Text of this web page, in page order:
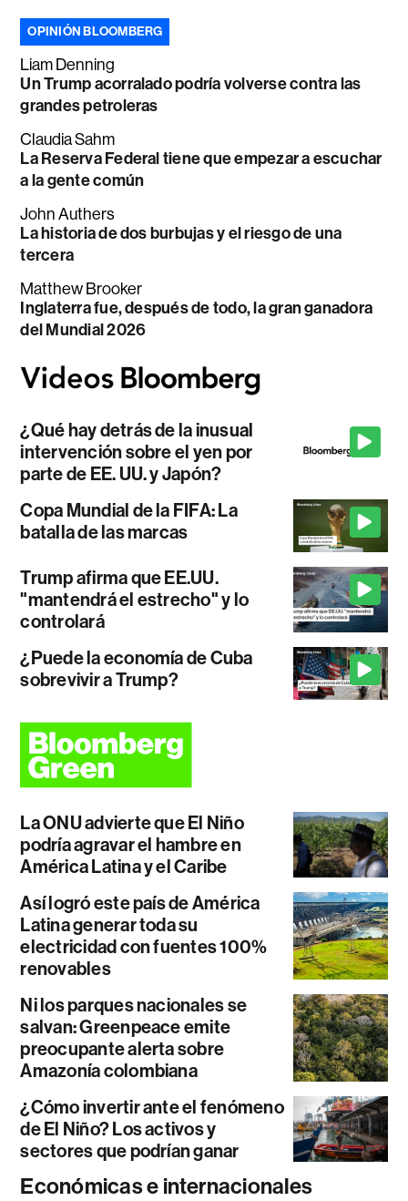
OPINIÓN BLOOMBERG
Liam Denning
Un Trump acorralado podría volverse contra las
grandes petroleras
Claudia Sahm
La Reserva Federal tiene que empezar a escuchar
a la gente común
John Authers
La historia de dos burbujas y el riesgo de una
tercera
Matthew Brooker
Inglaterra fue, después de todo, la gran ganadora
del Mundial 2026
¿Qué hay detrás de la inusual
intervención sobre el yen por
parte de EE. UU. y Japón?
Copa Mundial de la FIFA: La
batalla de las marcas
Trump afirma que EE.UU.
"mantendrá el estrecho" y lo
controlará
¿Puede la economía de Cuba
sobrevivir a Trump?
La ONU advierte que El Niño
podría agravar el hambre en
América Latina y el Caribe
Así logró este país de América
Latina generar toda su
electricidad con fuentes 100%
renovables
Ni los parques nacionales se
salvan: Greenpeace emite
preocupante alerta sobre
Amazonía colombiana
¿Cómo invertir ante el fenómeno
de El Niño? Los activos y
sectores que podrían ganar
Económicas e internacionales